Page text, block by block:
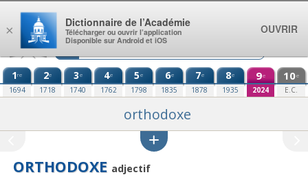
Aller au contenu
1re
1694
2e
1718
3e
1740
4e
1762
5e
1798
6e
1835
7e
1878
8e
1935
9e
2024
10e
E.C.
orthodoxe
ORTHODOXE adjectif
×
Dictionnaire de l’Académie
Télécharger ou ouvrir l’application
Disponible sur Android et iOS
OUVRIR